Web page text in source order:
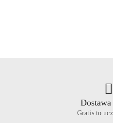
Dostawa
Gratis to